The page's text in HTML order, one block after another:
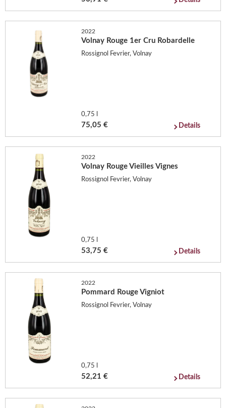
2022
Volnay Rouge 1er Cru Robardelle
Rossignol Fevrier, Volnay
0,75 l
75,05 € Details
2022
Volnay Rouge Vieilles Vignes
Rossignol Fevrier, Volnay
0,75 l
53,75 € Details
2022
Pommard Rouge Vigniot
Rossignol Fevrier, Volnay
0,75 l
52,21 € Details